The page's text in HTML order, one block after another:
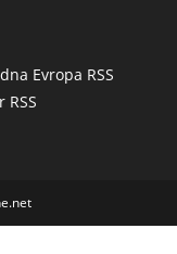
Evropa RSS
RSS